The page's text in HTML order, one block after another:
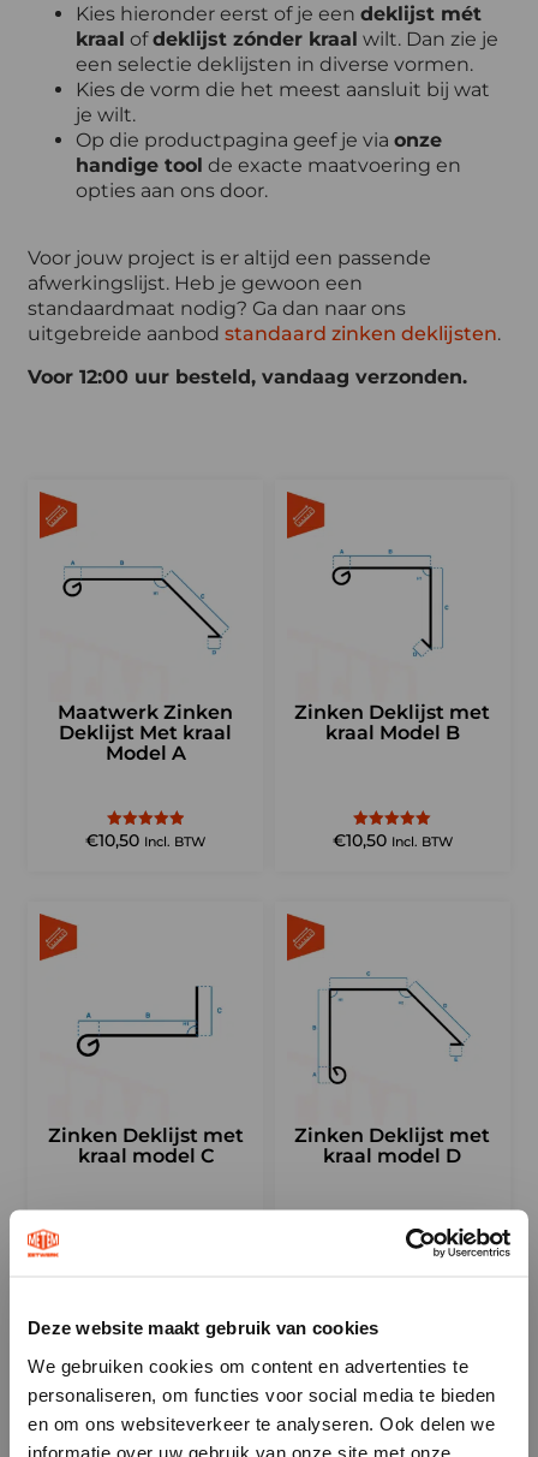
Deze website maakt gebruik van cookies
We gebruiken cookies om content en advertenties te
personaliseren, om functies voor social media te bieden
en om ons websiteverkeer te analyseren. Ook delen we
informatie over uw gebruik van onze site met onze
Kies hieronder eerst of je eendeklijst mét
kraal ofdeklijst zónder kraal wilt. Dan zie je
een selectie deklijsten in diverse vormen.
Kies de vorm die het meest aansluit bij wat
je wilt.
Op die productpagina geef je viaonze
handige tool de exacte maatvoering en
opties aan ons door.
Voor jouw project is er altijd een passende
afwerkingslijst. Heb je gewoon een
standaardmaat nodig? Ga dan naar ons
uitgebreide aanbodstandaard zinken deklijsten.
Voor 12:00 uur besteld, vandaag verzonden.
Maatwerk Zinken
Deklijst Met kraal
Model A
Gewaardeerd
€10,50 Incl. BTW
Zinken Deklijst met
kraal Model B
Gewaardeerd
€10,50 Incl. BTW
Zinken Deklijst met
kraal model C
Zinken Deklijst met
kraal model D
i